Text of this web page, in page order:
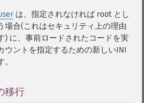
は、指定されなければ root とし
場合(これはセキュリティ上の理由
) に、事前ロードされたコードを実
ウントを指定するための新しいINI
移行